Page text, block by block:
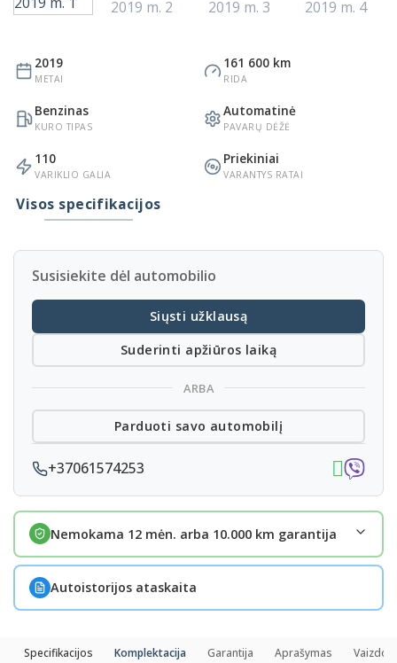
2019
METAI
161 600 km
RIDA
Benzinas
KURO TIPAS
Automatinė
PAVARŲ DĖŽĖ
110
VARIKLIO GALIA
Priekiniai
VARANTYS RATAI
Visos specifikacijos
Susisiekite dėl automobilio
Siųsti užklausą
Suderinti apžiūros laiką
ARBA
Parduoti savo automobilį
+37061574253
Nemokama 12 mėn. arba 10.000 km garantija
Autoistorijos ataskaita
Specifikacijos Komplektacija Garantija Aprašymas Vaizdo